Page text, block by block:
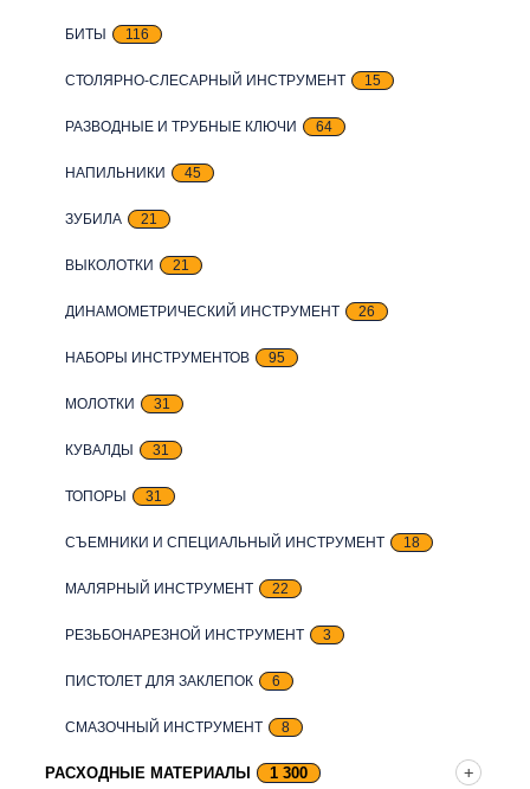
БИТЫ 116
СТОЛЯРНО-СЛЕСАРНЫЙ ИНСТРУМЕНТ 15
РАЗВОДНЫЕ И ТРУБНЫЕ КЛЮЧИ 64
НАПИЛЬНИКИ 45
ЗУБИЛА 21
ВЫКОЛОТКИ 21
ДИНАМОМЕТРИЧЕСКИЙ ИНСТРУМЕНТ 26
НАБОРЫ ИНСТРУМЕНТОВ 95
МОЛОТКИ 31
КУВАЛДЫ 31
ТОПОРЫ 31
СЪЕМНИКИ И СПЕЦИАЛЬНЫЙ ИНСТРУМЕНТ 18
МАЛЯРНЫЙ ИНСТРУМЕНТ 22
РЕЗЬБОНАРЕЗНОЙ ИНСТРУМЕНТ 3
ПИСТОЛЕТ ДЛЯ ЗАКЛЕПОК 6
СМАЗОЧНЫЙ ИНСТРУМЕНТ 8
РАСХОДНЫЕ МАТЕРИАЛЫ 1 300